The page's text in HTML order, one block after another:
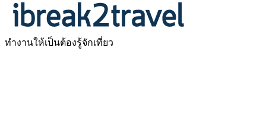
ทำงานให้เป็นต้องรู้จักเที่ยว